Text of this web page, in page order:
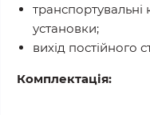
установки;
вихід постійного
Комплектація: